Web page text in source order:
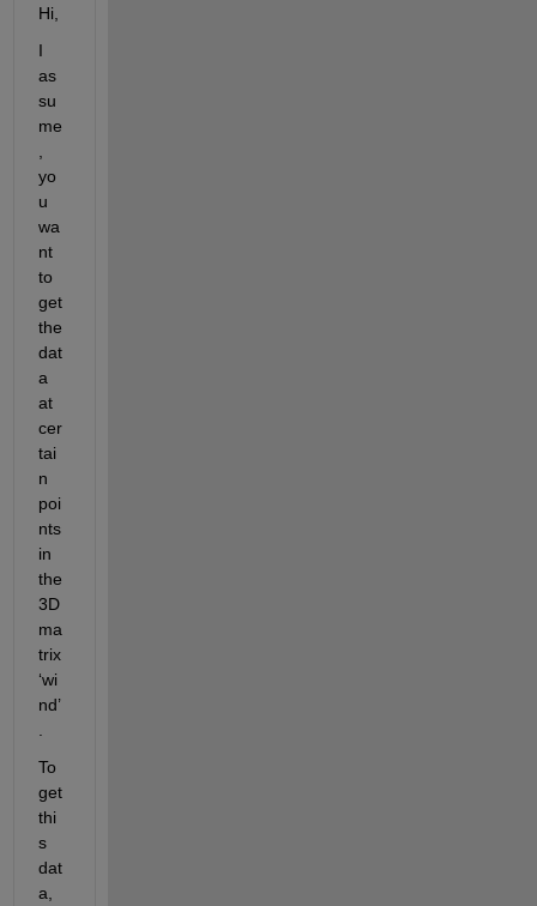
Hi,
I
as
su
me
yo
u
wa
nt
to
get
the
dat
a
at
cer
tai
n
poi
nts
in
the
3D
ma
trix
‘wi
nd’
To
get
thi
s
dat
a,